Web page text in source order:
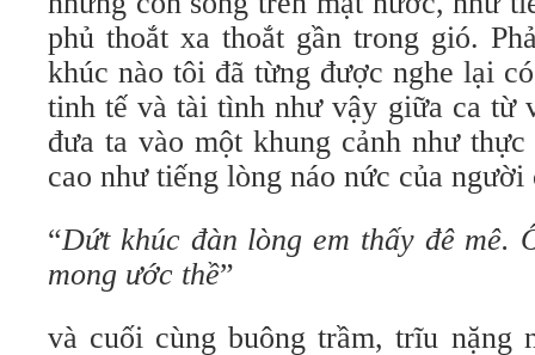
phủ thoắt xa thoắt gần trong gió.
khúc nào tôi đã từng được nghe lại
tinh tế và tài tình như vậy giữa ca từ
đưa ta vào một khung cảnh như
cao như tiếng lòng náo nức của người
“Dứt khúc đàn lòng em thấy đê mê.
mong ước thề”
và cuối cùng buông trầm, trĩu nặng